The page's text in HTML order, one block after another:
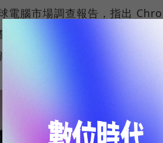
電腦市場調查報告，指出
，總銷量約 3,770 萬台，和
費者們遠距工作、上課需求減少